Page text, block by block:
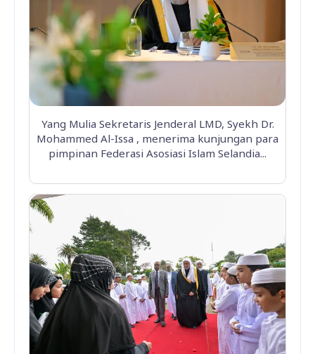
Yang Mulia Sekretaris Jenderal LMD, Syekh Dr.
Mohammed Al-Issa , menerima kunjungan para
pimpinan Federasi Asosiasi Islam Selandia...